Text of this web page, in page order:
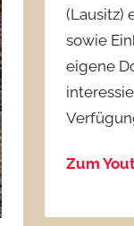
(Lausitz)
sowie
eigene
Zum